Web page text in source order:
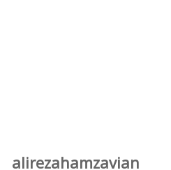
alirezahamzavian